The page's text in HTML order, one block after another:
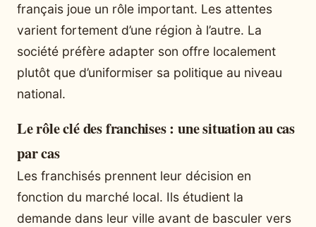
français joue un rôle important. Les attentes
varient fortement d’une région à l’autre. La
société préfère adapter son offre localement
plutôt que d’uniformiser sa politique au niveau
national.
Le rôle clé des franchises : une situation au cas
par cas
Les franchisés prennent leur décision en
fonction du marché local. Ils étudient la
demande dans leur ville avant de basculer vers